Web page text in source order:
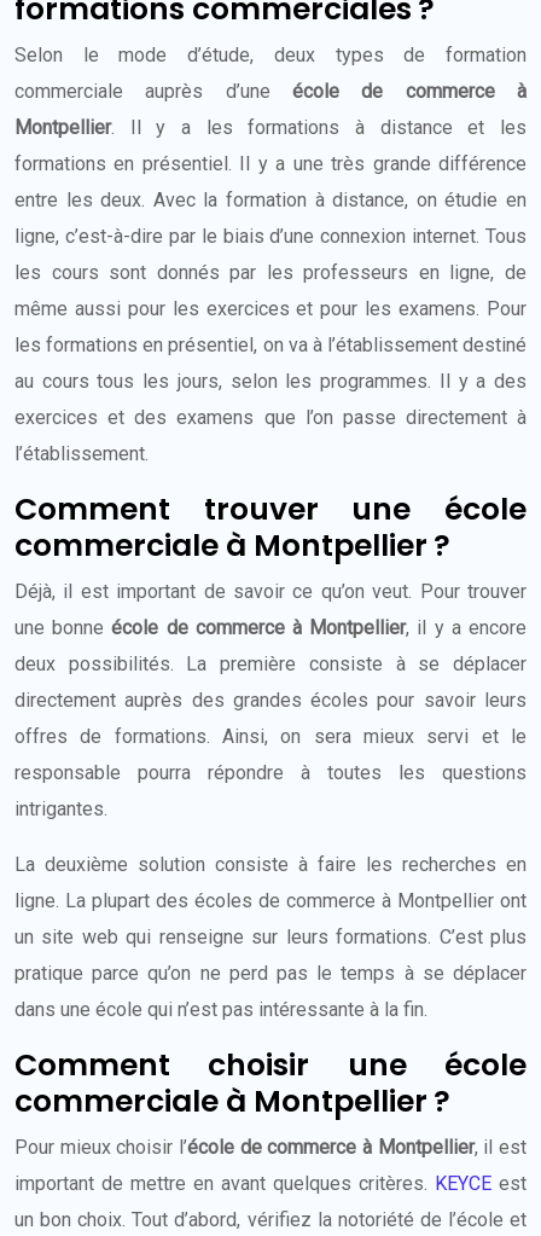
formations commerciales ?
Selon le mode d’étude, deux types de formation
commerciale auprès d’une école de commerce à
Montpellier. Il y a les formations à distance et les
formations en présentiel. Il y a une très grande différence
entre les deux. Avec la formation à distance, on étudie en
ligne, c’est-à-dire par le biais d’une connexion internet. Tous
les cours sont donnés par les professeurs en ligne, de
même aussi pour les exercices et pour les examens. Pour
les formations en présentiel, on va à l’établissement destiné
au cours tous les jours, selon les programmes. Il y a des
exercices et des examens que l’on passe directement à
l’établissement.
Comment trouver une école
commerciale à Montpellier ?
Déjà, il est important de savoir ce qu’on veut. Pour trouver
une bonneécole de commerce à Montpellier, il y a encore
deux possibilités. La première consiste à se déplacer
directement auprès des grandes écoles pour savoir leurs
offres de formations. Ainsi, on sera mieux servi et le
responsable pourra répondre à toutes les questions
intrigantes.
La deuxième solution consiste à faire les recherches en
ligne. La plupart des écoles de commerce à Montpellier ont
un site web qui renseigne sur leurs formations. C’est plus
pratique parce qu’on ne perd pas le temps à se déplacer
dans une école qui n’est pas intéressante à la fin.
Comment choisir une école
commerciale à Montpellier ?
Pour mieux choisir l’école de commerce à Montpellier, il est
important de mettre en avant quelques critères. KEYCE est
un bon choix. Tout d’abord, vérifiez la notoriété de l’école et